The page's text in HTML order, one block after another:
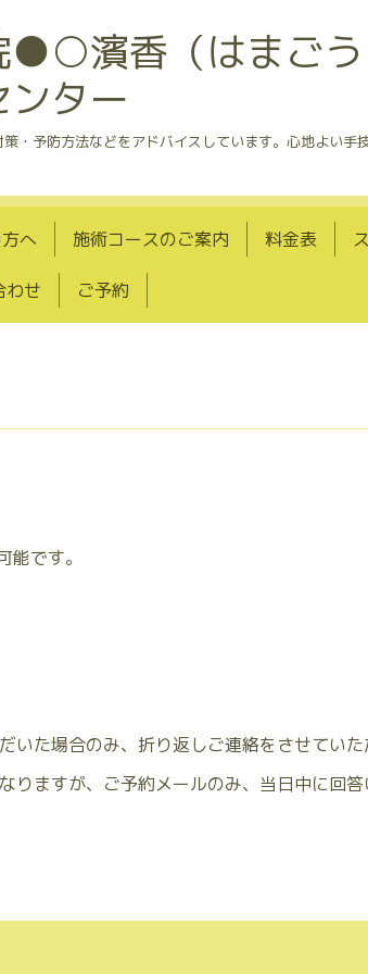
濱香（はまごう
ター
・予防方法などをアドバイスしています。心地よい手
へ 施術コースのご案内 料金表
わせ ご予約
です。
た場合のみ、折り返しご連絡をさせていた
ますが、ご予約メールのみ、当日中に回答